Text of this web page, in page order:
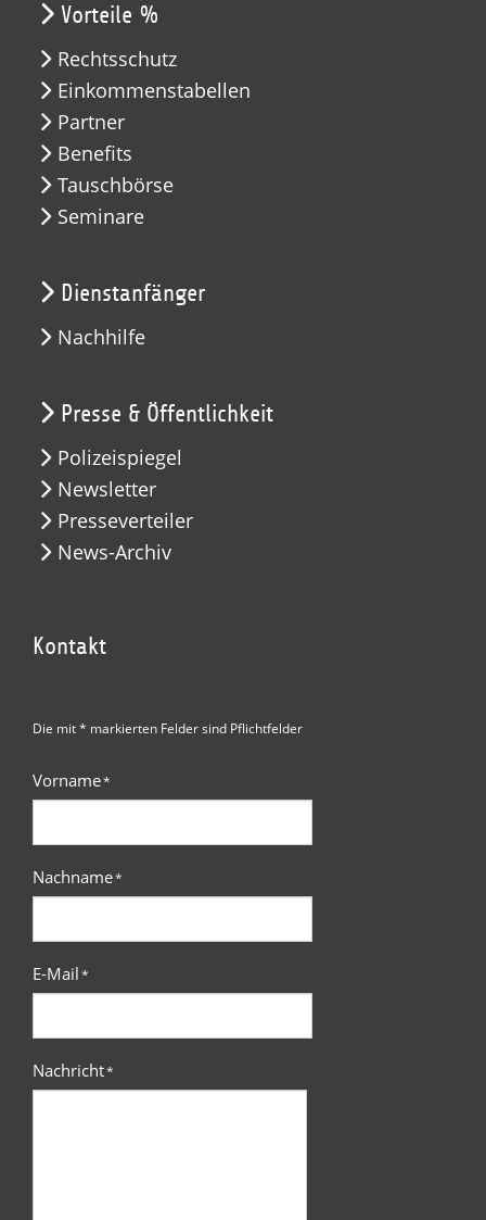
Vorteile %
Rechtsschutz
Einkommenstabellen
Partner
Benefits
Tauschbörse
Seminare
Dienstanfänger
Nachhilfe
Presse & Öffentlichkeit
Polizeispiegel
Newsletter
Presseverteiler
News-Archiv
Kontakt
Die mit * markierten Felder sind Pflichtfelder
Vorname*
Nachname*
E-Mail*
Nachricht*